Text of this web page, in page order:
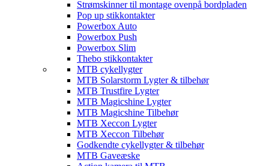
Strømskinner til montage ovenpå bordpladen
Pop up stikkontakter
Powerbox Auto
Powerbox Push
Powerbox Slim
Thebo stikkontakter
MTB cykellygter
MTB Solarstorm Lygter & tilbehør
MTB Trustfire Lygter
MTB Magicshine Lygter
MTB Magicshine Tilbehør
MTB Xeccon Lygter
MTB Xeccon Tilbehør
Godkendte cykellygter & tilbehør
MTB Gaveæske